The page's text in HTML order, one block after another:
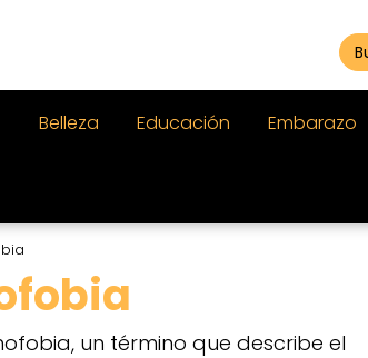
Belleza Educación Embarazo
un término que describe el